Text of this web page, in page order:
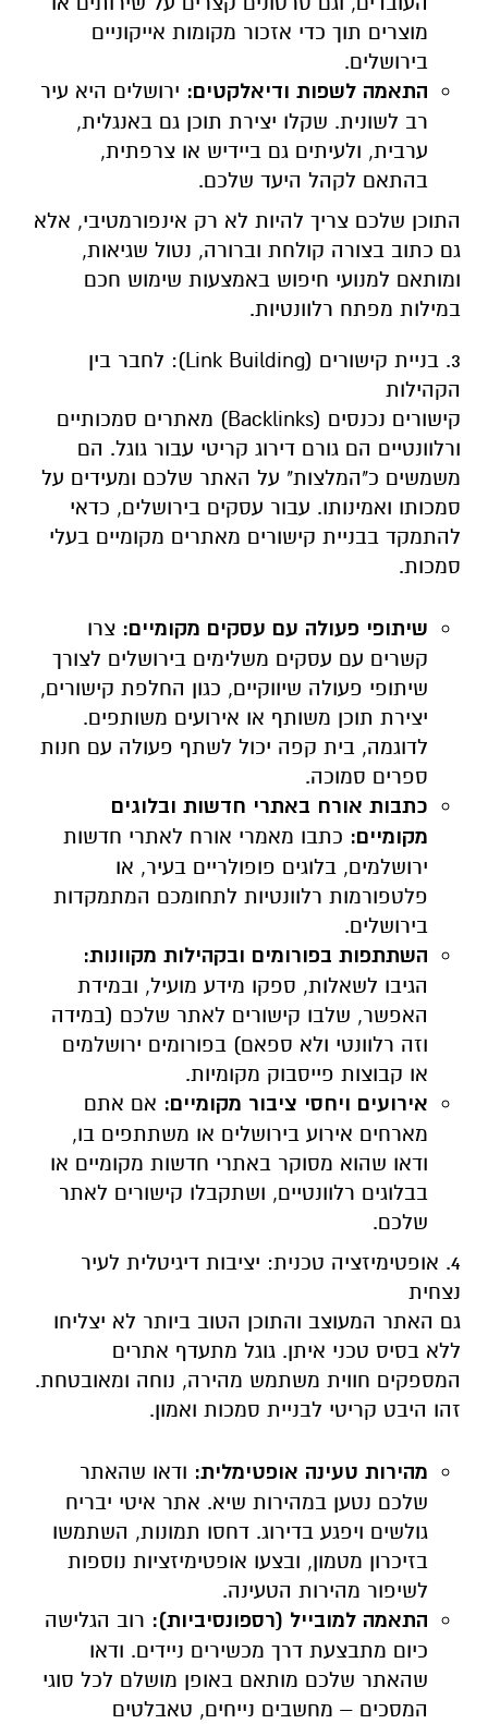
מוצרים תוך כדי אזכור מקומות אייקוניים
בירושלים.
התאמה לשפות ודיאלקטים: ירושלים היא עיר
רב לשונית. שקלו יצירת תוכן גם באנגלית,
ערבית, ולעיתים גם ביידיש או צרפתית,
בהתאם לקהל היעד שלכם.
התוכן שלכם צריך להיות לא רק אינפורמטיבי, אלא
גם כתוב בצורה קולחת וברורה, נטול שגיאות,
ומותאם למנועי חיפוש באמצעות שימוש חכם
במילות מפתח רלוונטיות.
3. בניית קישורים (Link Building): לחבר בין
הקהילות
קישורים נכנסים (Backlinks) מאתרים סמכותיים
ורלוונטיים הם גורם דירוג קריטי עבור גוגל. הם
משמשים כ"המלצות" על האתר שלכם ומעידים על
סמכותו ואמינותו. עבור עסקים בירושלים, כדאי
להתמקד בבניית קישורים מאתרים מקומיים בעלי
סמכות.
שיתופי פעולה עם עסקים מקומיים: צרו
קשרים עם עסקים משלימים בירושלים לצורך
שיתופי פעולה שיווקיים, כגון החלפת קישורים,
יצירת תוכן משותף או אירועים משותפים.
לדוגמה, בית קפה יכול לשתף פעולה עם חנות
ספרים סמוכה.
כתבות אורח באתרי חדשות ובלוגים
מקומיים: כתבו מאמרי אורח לאתרי חדשות
ירושלמים, בלוגים פופולריים בעיר, או
פלטפורמות רלוונטיות לתחומכם המתמקדות
בירושלים.
השתתפות בפורומים ובקהילות מקוונות:
הגיבו לשאלות, ספקו מידע מועיל, ובמידת
האפשר, שלבו קישורים לאתר שלכם (במידה
וזה רלוונטי ולא ספאם) בפורומים ירושלמים
או קבוצות פייסבוק מקומיות.
אירועים ויחסי ציבור מקומיים: אם אתם
מארחים אירוע בירושלים או משתתפים בו,
ודאו שהוא מסוקר באתרי חדשות מקומיים או
בבלוגים רלוונטיים, ושתקבלו קישורים לאתר
שלכם.
4. אופטימיזציה טכנית: יציבות דיגיטלית לעיר
נצחית
גם האתר המעוצב והתוכן הטוב ביותר לא יצליחו
ללא בסיס טכני איתן. גוגל מתעדף אתרים
המספקים חווית משתמש מהירה, נוחה ומאובטחת.
זהו היבט קריטי לבניית סמכות ואמון.
מהירות טעינה אופטימלית: ודאו שהאתר
שלכם נטען במהירות שיא. אתר איטי יבריח
גולשים ויפגע בדירוג. דחסו תמונות, השתמשו
בזיכרון מטמון, ובצעו אופטימיזציות נוספות
לשיפור מהירות הטעינה.
התאמה למובייל (רספונסיביות): רוב הגלישה
כיום מתבצעת דרך מכשירים ניידים. ודאו
שהאתר שלכם מותאם באופן מושלם לכל סוגי
המסכים – מחשבים נייחים, טאבלטים